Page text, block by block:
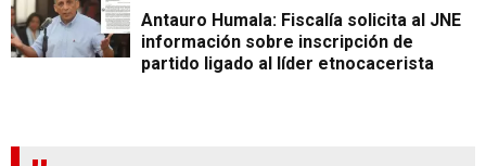
Antauro Humala: Fiscalía solicita al JNE
información sobre inscripción de
partido ligado al líder etnocacerista